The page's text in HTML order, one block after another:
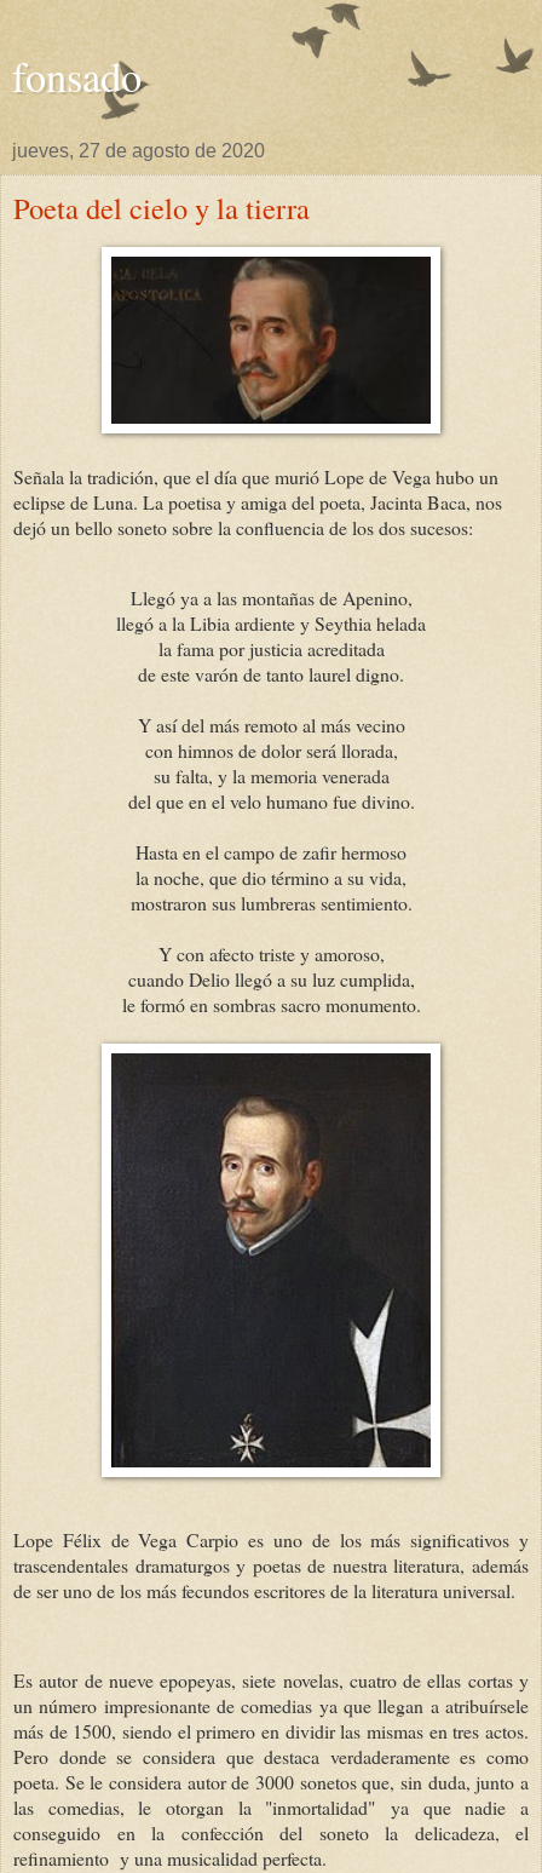
fonsado
jueves, 27 de agosto de 2020
Poeta del cielo y la tierra
Señala la tradición, que el día que murió Lope de Vega hubo un
eclipse de Luna. La poetisa y amiga del poeta, Jacinta Baca, nos
dejó un bello soneto sobre la confluencia de los dos sucesos:
Llegó ya a las montañas de Apenino,
llegó a la Libia ardiente y Seythia helada
la fama por justicia acreditada
de este varón de tanto laurel digno.
Y así del más remoto al más vecino
con himnos de dolor será llorada,
su falta, y la memoria venerada
del que en el velo humano fue divino.
Hasta en el campo de zafir hermoso
la noche, que dio término a su vida,
mostraron sus lumbreras sentimiento.
Y con afecto triste y amoroso,
cuando Delio llegó a su luz cumplida,
le formó en sombras sacro monumento.
Lope Félix de Vega Carpio es uno de los más significativos y
trascendentales dramaturgos y poetas de nuestra literatura, además
de ser uno de los más fecundos escritores de la literatura universal.
Es autor de nueve epopeyas, siete novelas, cuatro de ellas cortas y
un número impresionante de comedias ya que llegan a atribuírsele
más de 1500, siendo el primero en dividir las mismas en tres actos.
Pero donde se considera que destaca verdaderamente es como
poeta. Se le considera autor de 3000 sonetos que, sin duda, junto a
las comedias, le otorgan la "inmortalidad" ya que nadie a
conseguido en la confección del soneto la delicadeza, el
refinamiento y una musicalidad perfecta.